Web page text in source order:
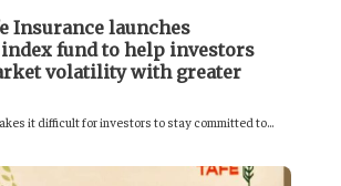
Insurance launches
fund to help investors
volatility with greater
it difficult for investors to stay committed to...